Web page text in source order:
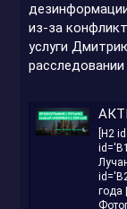
из-за
услуги
[H2
года